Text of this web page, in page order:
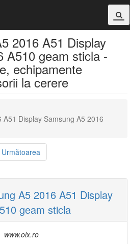
2016 A51 Display
A510 geam sticla -
echipamente
la cerere
Display Samsung A5 2016
Următoarea
A5 2016 A51 Display
geam sticla
www.olx.ro